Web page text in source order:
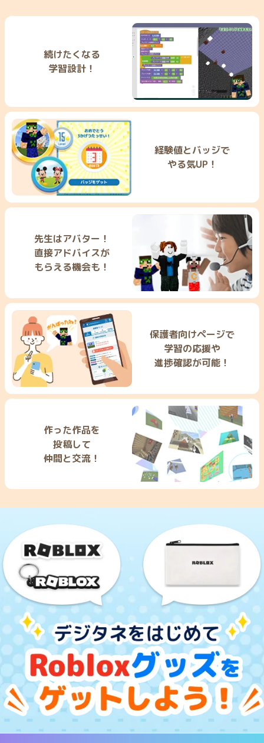
続けたくなる
学習設計！
経験値とバッジで
やる気UP！
先生はアバター！
直接アドバイスが
もらえる機会も！
保護者向けページで
学習の応援や
進捗確認が可能！
作った作品を
投稿して
仲間と交流！